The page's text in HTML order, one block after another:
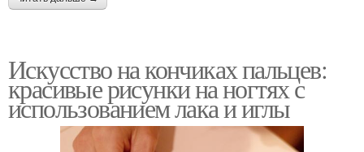
Искусство на кончиках пальцев:
красивые рисунки на ногтях с
использованием лака и иглы